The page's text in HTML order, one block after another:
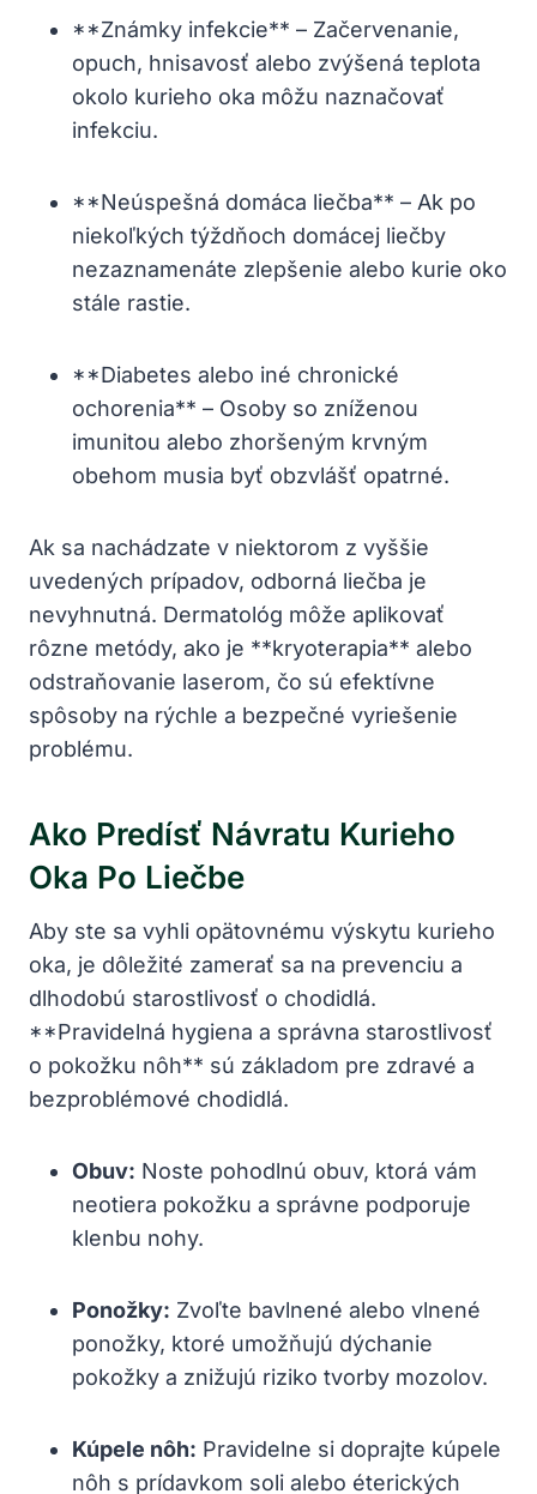
**Známky infekcie** – Začervenanie,
opuch, hnisavosť alebo zvýšená teplota
okolo kurieho oka môžu naznačovať
infekciu.
**Neúspešná domáca liečba** – Ak po
niekoľkých týždňoch domácej liečby
nezaznamenáte zlepšenie alebo kurie oko
stále rastie.
**Diabetes alebo iné chronické
ochorenia** – Osoby so zníženou
imunitou alebo zhoršeným krvným
obehom musia byť obzvlášť opatrné.
Ak sa nachádzate v niektorom z vyššie
uvedených prípadov, odborná liečba je
nevyhnutná. Dermatológ môže aplikovať
rôzne metódy, ako je **kryoterapia** alebo
odstraňovanie laserom, čo sú efektívne
spôsoby na rýchle a bezpečné vyriešenie
problému.
Ako Predísť Návratu Kurieho
Oka Po Liečbe
Aby ste sa vyhli opätovnému výskytu kurieho
oka, je dôležité zamerať sa na prevenciu a
dlhodobú starostlivosť o chodidlá.
**Pravidelná hygiena a správna starostlivosť
o pokožku nôh** sú základom pre zdravé a
bezproblémové chodidlá.
Obuv: Noste pohodlnú obuv, ktorá vám
neotiera pokožku a správne podporuje
klenbu nohy.
Ponožky: Zvoľte bavlnené alebo vlnené
ponožky, ktoré umožňujú dýchanie
pokožky a znižujú riziko tvorby mozolov.
Kúpele nôh: Pravidelne si doprajte kúpele
nôh s prídavkom soli alebo éterických